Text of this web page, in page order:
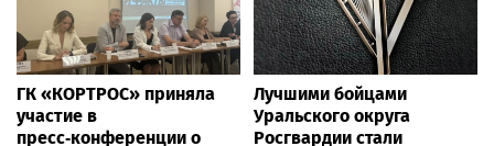
ГК «КОРТРОС» приняла
участие в
пресс‑конференции о
Лучшими бойцами
Уральского округа
Росгвардии стали